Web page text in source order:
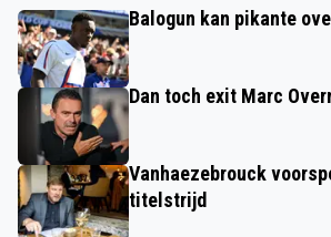
Balogun kan pikante
Dan toch exit Marc
Vanhaezebrouck
titelstrijd